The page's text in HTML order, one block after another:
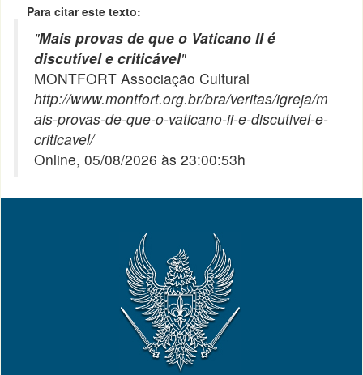
Para citar este texto:
"Mais provas de que o Vaticano II é
discutível e criticável"
MONTFORT Associação Cultural
http://www.montfort.org.br/bra/veritas/igreja/m
ais-provas-de-que-o-vaticano-ii-e-discutivel-e-
criticavel/
Online, 05/08/2026 às 23:00:53h